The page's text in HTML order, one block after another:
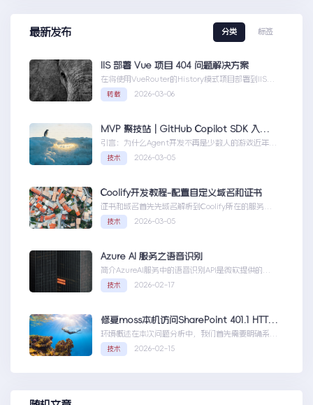
最新发布 分类 标签
IIS 部署 Vue 项目 404 问题解决方案
在将使用VueRouter的History模式项目部署到IIS
时，可能会遇到刷新页面或...IIS部署Vue项目404问
题解决方案
转载 2026-03-06
MVP 聚技站｜GitHub Copilot SDK 入门：五分钟构建你的第一个 AI Agent
引言：为什么Agent开发不再是少数人的游戏近年
来，随着人工智能技术的快速发展，AIAgen...MVP
聚技站｜GitHubCopilotSDK入门：五分钟构建你的
技术 2026-03-05
Coolify开发教程-配置自定义域名和证书
证书和域名首先先域名解析到Coolify所在的服务
器，然后获取你的证书NGINX版本的，这里就不
赘...Coolify开发教程-配置自定义域名和证书
技术 2026-03-05
Azure AI 服务之语音识别
简介AzureAI服务中的语音识别API是微软提供的一
项先进技术，旨在帮助开发者轻松实现语...AzureAI
服务之语音识别
技术 2026-02-17
修复moss本机访问SharePoint 401.1 HTTP错误
环境概述在本次问题分析中，我们首先需要明确系统
的运行环境。了解环境配置不仅能帮助我们定位问
题，也为...修复moss本机访问
技术 2026-02-15